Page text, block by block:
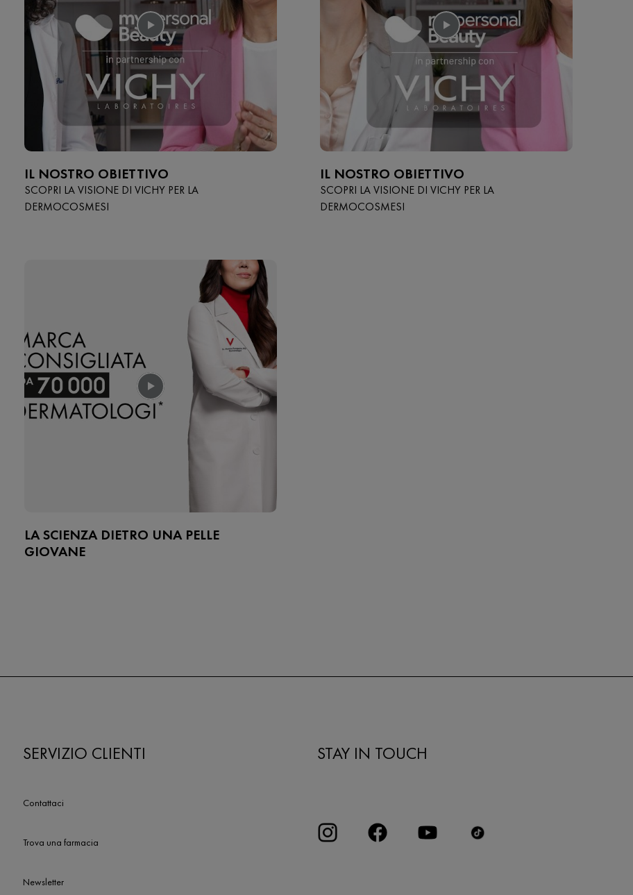
IL NOSTRO OBIETTIVO
SCOPRI LA VISIONE DI VICHY PER LA
DERMOCOSMESI
IL NOSTRO OBIETTIVO
SCOPRI LA VISIONE DI VICHY PER LA
DERMOCOSMESI
LA SCIENZA DIETRO UNA PELLE
GIOVANE
SERVIZIO CLIENTI
Contattaci
Trova una farmacia
Newsletter
STAY IN TOUCH